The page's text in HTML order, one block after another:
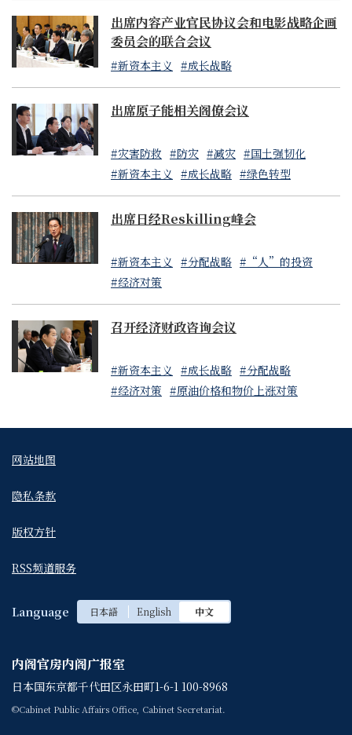
出席内容产业官民协议会和电影战略企画
委员会的联合会议
#新资本主义 #成长战略
出席原子能相关阁僚会议
#灾害防救 #防灾 #减灾 #国土强韧化
#新资本主义 #成长战略 #绿色转型
出席日经Reskilling峰会
#新资本主义 #分配战略 #“人”的投资
#经济对策
召开经济财政咨询会议
#新资本主义 #成长战略 #分配战略
#经济对策 #原油价格和物价上涨对策
网站地图
隐私条款
版权方针
RSS频道服务
Language 日本語 English 中文
内阁官房内阁广报室
日本国东京都千代田区永田町1-6-1 100-8968
©Cabinet Public Affairs Office, Cabinet Secretariat.